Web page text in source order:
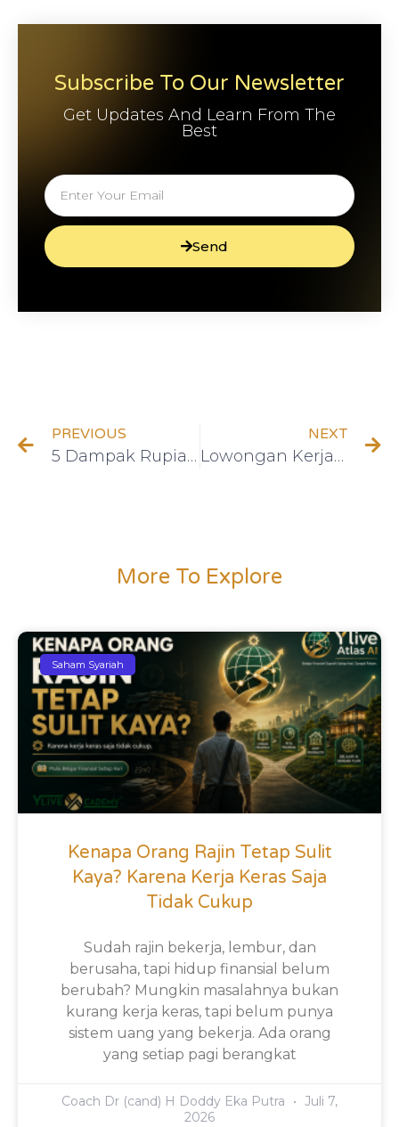
Subscribe To Our Newsletter
Get Updates And Learn From The
Best
Send
PREVIOUS
5 Dampak Rupiah Melemah terhadap Investasi dan Keuangan Pribadi
NEXT
Lowongan Kerja Sepi? Ini Saat yang Tepat Menghasilkan Cuan dari Rumah dengan Saham Syariah
More To Explore
Saham Syariah
Kenapa Orang Rajin Tetap Sulit
Kaya? Karena Kerja Keras Saja
Tidak Cukup
Sudah rajin bekerja, lembur, dan
berusaha, tapi hidup finansial belum
berubah? Mungkin masalahnya bukan
kurang kerja keras, tapi belum punya
sistem uang yang bekerja. Ada orang
yang setiap pagi berangkat
Coach Dr (cand) H Doddy Eka Putra
Juli 7,
2026